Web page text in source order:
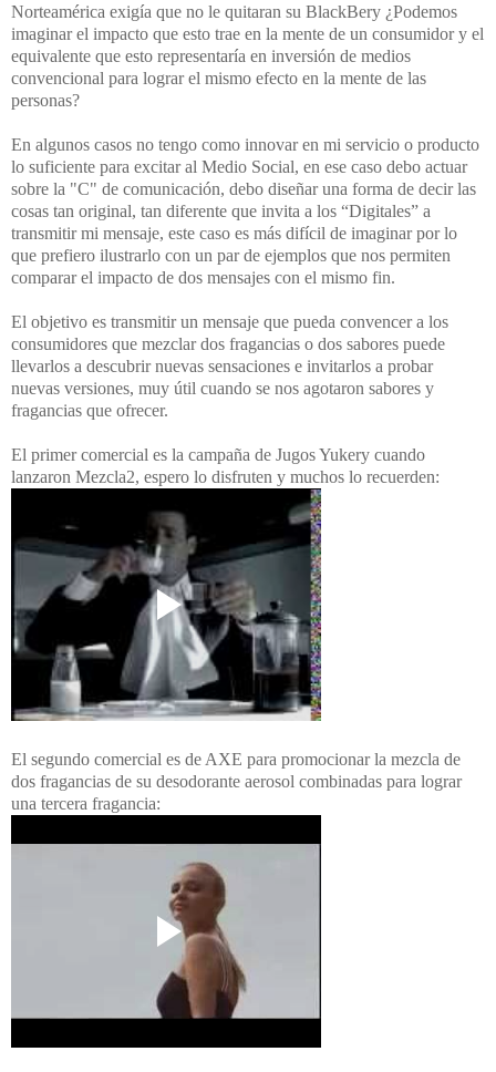
Norteamérica exigía que no le quitaran su BlackBery ¿Podemos
imaginar el impacto que esto trae en la mente de un consumidor y el
equivalente que esto representaría en inversión de medios
convencional para lograr el mismo efecto en la mente de las
personas?
En algunos casos no tengo como innovar en mi servicio o producto
lo suficiente para excitar al Medio Social, en ese caso debo actuar
sobre la "C" de comunicación, debo diseñar una forma de decir las
cosas tan original, tan diferente que invita a los “Digitales” a
transmitir mi mensaje, este caso es más difícil de imaginar por lo
que prefiero ilustrarlo con un par de ejemplos que nos permiten
comparar el impacto de dos mensajes con el mismo fin.
El objetivo es transmitir un mensaje que pueda convencer a los
consumidores que mezclar dos fragancias o dos sabores puede
llevarlos a descubrir nuevas sensaciones e invitarlos a probar
nuevas versiones, muy útil cuando se nos agotaron sabores y
fragancias que ofrecer.
El primer comercial es la campaña de Jugos Yukery cuando
lanzaron Mezcla2, espero lo disfruten y muchos lo recuerden:
El segundo comercial es de AXE para promocionar la mezcla de
dos fragancias de su desodorante aerosol combinadas para lograr
una tercera fragancia: